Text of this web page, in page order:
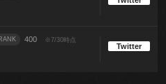
400 ※7/30時点
Twitter